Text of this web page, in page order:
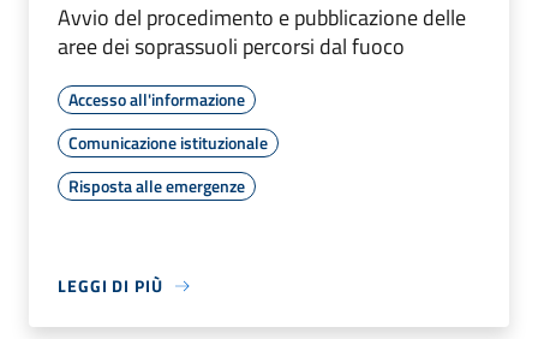
Avvio del procedimento e pubblicazione delle
aree dei soprassuoli percorsi dal fuoco
Accesso all'informazione
Comunicazione istituzionale
Risposta alle emergenze
LEGGI DI PIÙ